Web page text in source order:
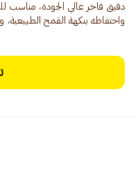
دقيق فاخر عالي الجودة، مناسب
واحتفاظه بنكهة القمح الطبيعية، ويأتي بعبوة 1 كيلو